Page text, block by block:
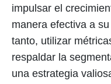
impulsar el
manera efectiva a
tanto, utilizar
respaldar la
una estrategia